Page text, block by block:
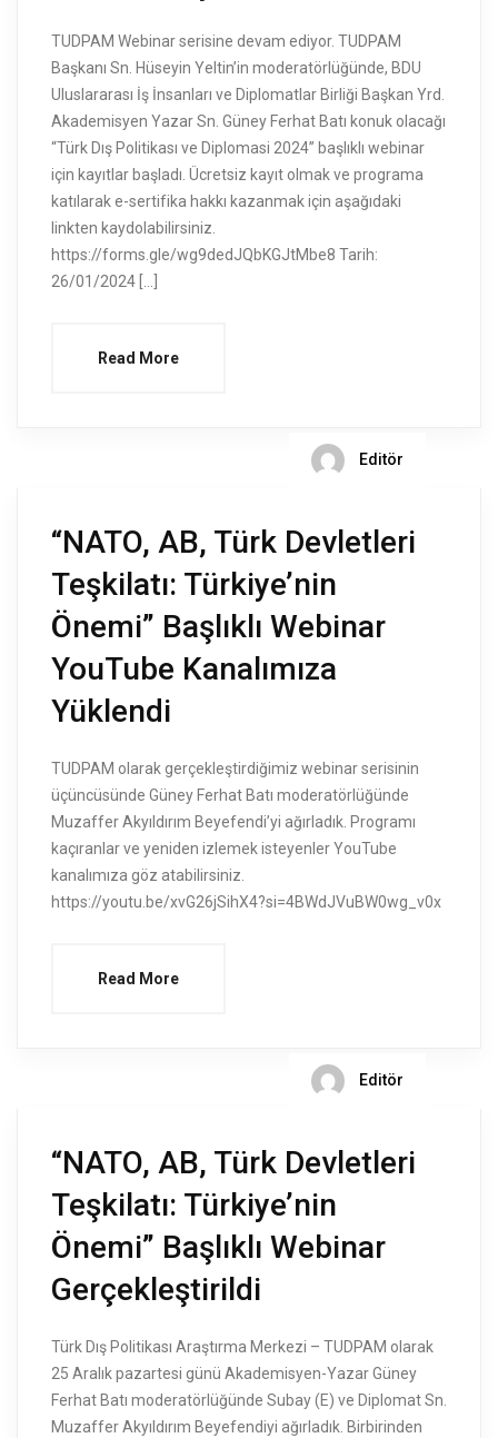
TUDPAM Webinar serisine devam ediyor. TUDPAM
Başkanı Sn. Hüseyin Yeltin’in moderatörlüğünde, BDU
Uluslararası İş İnsanları ve Diplomatlar Birliği Başkan Yrd.
Akademisyen Yazar Sn. Güney Ferhat Batı konuk olacağı
“Türk Dış Politikası ve Diplomasi 2024” başlıklı webinar
için kayıtlar başladı. Ücretsiz kayıt olmak ve programa
katılarak e-sertifika hakkı kazanmak için aşağıdaki
linkten kaydolabilirsiniz.
https://forms.gle/wg9dedJQbKGJtMbe8 Tarih:
26/01/2024 […]
Read More
Editör
“NATO, AB, Türk Devletleri
Teşkilatı: Türkiye’nin
Önemi” Başlıklı Webinar
YouTube Kanalımıza
Yüklendi
TUDPAM olarak gerçekleştirdiğimiz webinar serisinin
üçüncüsünde Güney Ferhat Batı moderatörlüğünde
Muzaffer Akyıldırım Beyefendi’yi ağırladık. Programı
kaçıranlar ve yeniden izlemek isteyenler YouTube
kanalımıza göz atabilirsiniz.
https://youtu.be/xvG26jSihX4?si=4BWdJVuBW0wg_v0x
Read More
Editör
“NATO, AB, Türk Devletleri
Teşkilatı: Türkiye’nin
Önemi” Başlıklı Webinar
Gerçekleştirildi
Türk Dış Politikası Araştırma Merkezi – TUDPAM olarak
25 Aralık pazartesi günü Akademisyen-Yazar Güney
Ferhat Batı moderatörlüğünde Subay (E) ve Diplomat Sn.
Muzaffer Akyıldırım Beyefendiyi ağırladık. Birbirinden